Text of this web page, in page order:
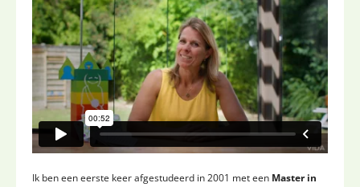
Ik ben een eerste keer afgestudeerd in 2001 met een Master in